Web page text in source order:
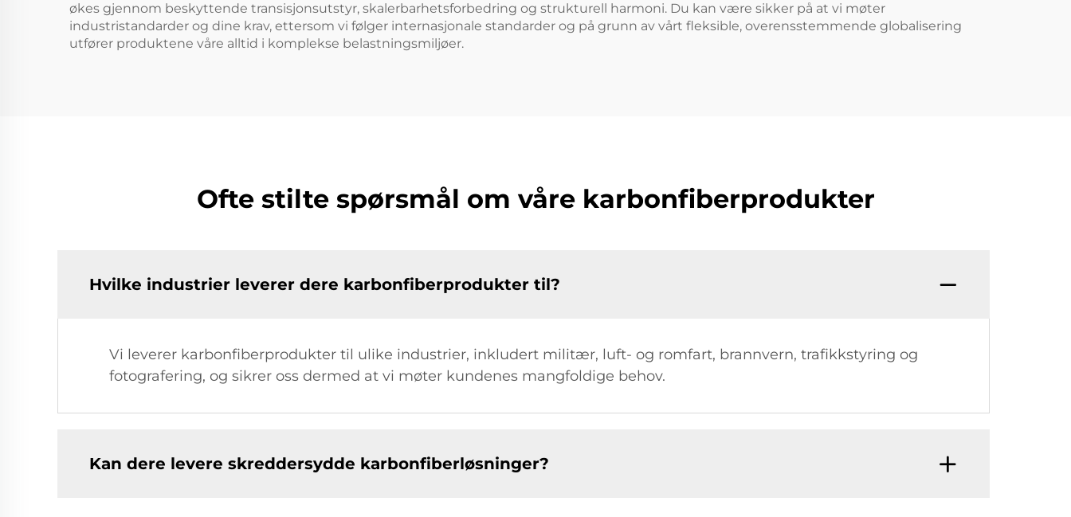
økes gjennom beskyttende transisjonsutstyr, skalerbarhetsforbedring og strukturell harmoni. Du kan være sikker på at vi møter
industristandarder og dine krav, ettersom vi følger internasjonale standarder og på grunn av vårt fleksible, overensstemmende globalisering
utfører produktene våre alltid i komplekse belastningsmiljøer.
Ofte stilte spørsmål om våre karbonfiberprodukter
Hvilke industrier leverer dere karbonfiberprodukter til?
Vi leverer karbonfiberprodukter til ulike industrier, inkludert militær, luft- og romfart, brannvern, trafikkstyring og
fotografering, og sikrer oss dermed at vi møter kundenes mangfoldige behov.
Kan dere levere skreddersydde karbonfiberløsninger?